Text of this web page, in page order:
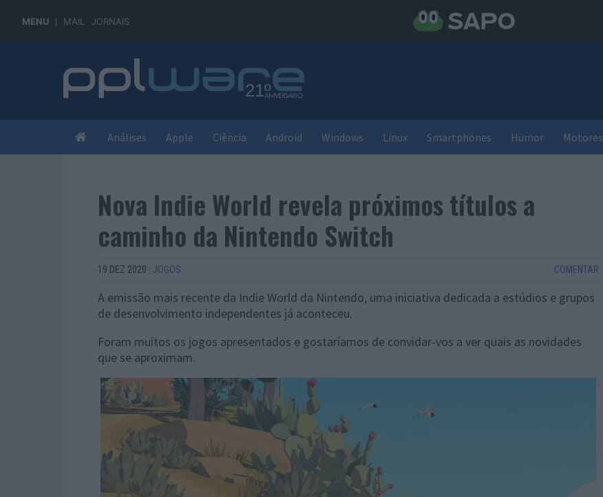
MENU MAIL JORNAIS
Análises Apple Ciência Android Windows Linux Smartphones Humor Motores
Nova Indie World revela próximos títulos a
caminho da Nintendo Switch
19 DEZ 2020 · JOGOS COMENTAR
A emissão mais recente da Indie World da Nintendo, uma iniciativa dedicada a estúdios e grupos
de desenvolvimento independentes já aconteceu.
Foram muitos os jogos apresentados e gostaríamos de convidar-vos a ver quais as novidades
que se aproximam.